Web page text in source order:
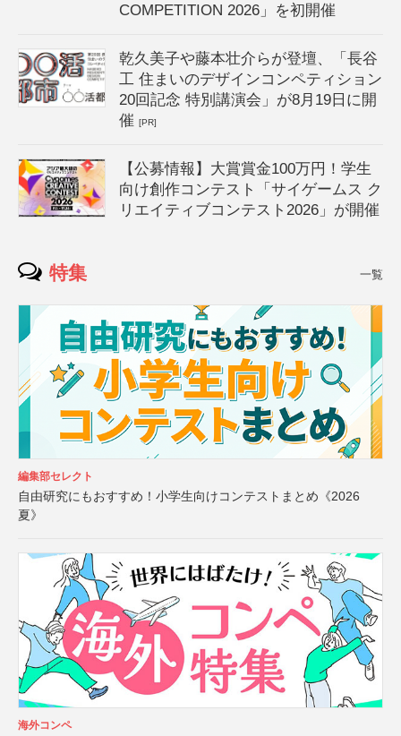
COMPETITION 2026」を初開催
乾久美子や藤本壮介らが登壇、「長谷
工 住まいのデザインコンペティション
20回記念 特別講演会」が8月19日に開
催[PR]
【公募情報】大賞賞金100万円！学生
向け創作コンテスト「サイゲームス ク
リエイティブコンテスト2026」が開催
特集 一覧
編集部セレクト
自由研究にもおすすめ！小学生向けコンテストまとめ《2026
夏》
海外コンペ